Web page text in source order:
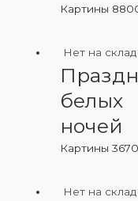
Картины
Нет на
белых
ночей
Картины
Нет на